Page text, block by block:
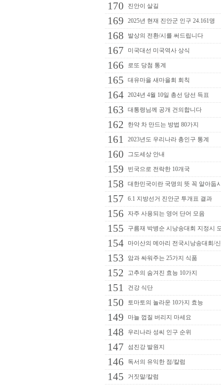
170 진안이 살길
169 2025년 현재 진안군 인구 24.161명
168 발상의 전환/시를 써드립니다
167 미국대선 미국역사 상식
166 로또 당첨 통계
165 대유마을 새마을회 회칙
164 2024년 4월 10일 총선 당선 득표
163 대통령님께 공개 건의합니다
162 한약 차 만드는 방법 80가지
161 2023년도 우리나라 총인구 통계
160 그도세상 안내
159 빈국으로 전락한 10개국
158 대한민국이란 국명의 뜻 꼭 알아둡
157 6.1 지방선거 진안군 투개표 결과
156 자주 사용되는 영어 단어 모음
155 구름재 박병순 시낭송대회 지정시
154 마이산의 메아리 전국시낭송대회/
153 암과 싸워주는 25가지 식품
152 고추의 숨겨진 효능 10가지
151 건강 식단
150 토마토의 놀라운 10가지 효능
149 마늘 껍질 버리지 마세요
148 우리나라 성씨 인구 순위
147 섬진강 발원지
146 독서의 유익한 점/칼럼
145 거짓말/칼럼